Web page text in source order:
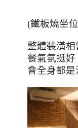
(鐵板燒坐位
整體裝潢
餐氣氛挺
會全身都是